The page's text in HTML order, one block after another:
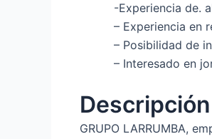
-Experiencia de.
– Experiencia en
– Posibilidad de
– Interesado en
Descripción
GRUPO LARRUMBA,